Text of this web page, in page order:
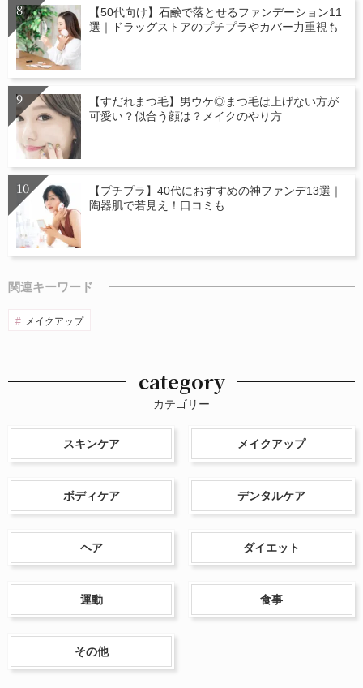
【50代向け】石鹸で落とせるファンデーション11
選｜ドラッグストアのプチプラやカバー力重視も
【すだれまつ毛】男ウケ◎まつ毛は上げない方が
可愛い？似合う顔は？メイクのやり方
【プチプラ】40代におすすめの神ファンデ13選｜
陶器肌で若見え！口コミも
関連キーワード
メイクアップ
category
カテゴリー
スキンケア メイクアップ
ボディケア デンタルケア
ヘア ダイエット
運動 食事
その他